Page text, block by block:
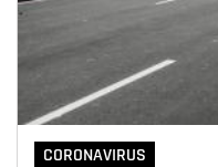
CORONAVIRUS